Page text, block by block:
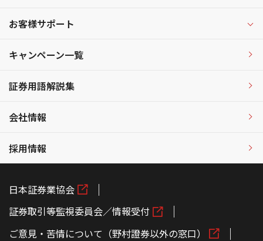
お客様サポート
キャンペーン一覧
証券用語解説集
会社情報
採用情報
日本証券業協会
証券取引等監視委員会／情報受付
ご意見・苦情について（野村證券以外の窓口）